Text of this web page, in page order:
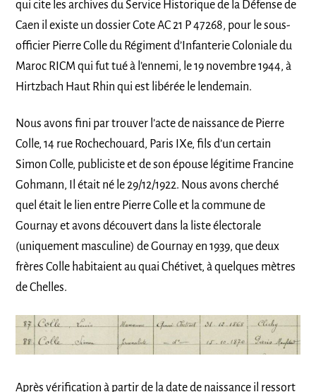
qui cite les archives du Service Historique de la Défense de
Caen il existe un dossier Cote AC 21 P 47268, pour le sous-
officier Pierre Colle du Régiment d’Infanterie Coloniale du
Maroc RICM qui fut tué à l’ennemi, le 19 novembre 1944, à
Hirtzbach Haut Rhin qui est libérée le lendemain.
Nous avons fini par trouver l’acte de naissance de Pierre
Colle, 14 rue Rochechouard, Paris IXe, fils d’un certain
Simon Colle, publiciste et de son épouse légitime Francine
Gohmann, Il était né le 29/12/1922. Nous avons cherché
quel était le lien entre Pierre Colle et la commune de
Gournay et avons découvert dans la liste électorale
(uniquement masculine) de Gournay en 1939, que deux
frères Colle habitaient au quai Chétivet, à quelques mètres
de Chelles.
Après vérification à partir de la date de naissance il ressort